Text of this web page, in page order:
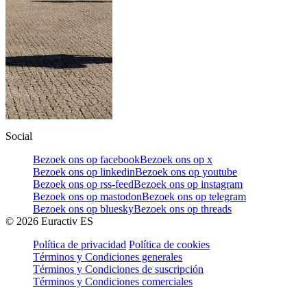
Social
Bezoek ons op facebookBezoek ons op x
Bezoek ons op linkedinBezoek ons op youtube
Bezoek ons op rss-feedBezoek ons op instagram
Bezoek ons op mastodonBezoek ons op telegram
Bezoek ons op blueskyBezoek ons op threads
© 2026 Euractiv ES
Política de privacidad Política de cookies
Términos y Condiciones generales
Términos y Condiciones de suscripción
Términos y Condiciones comerciales